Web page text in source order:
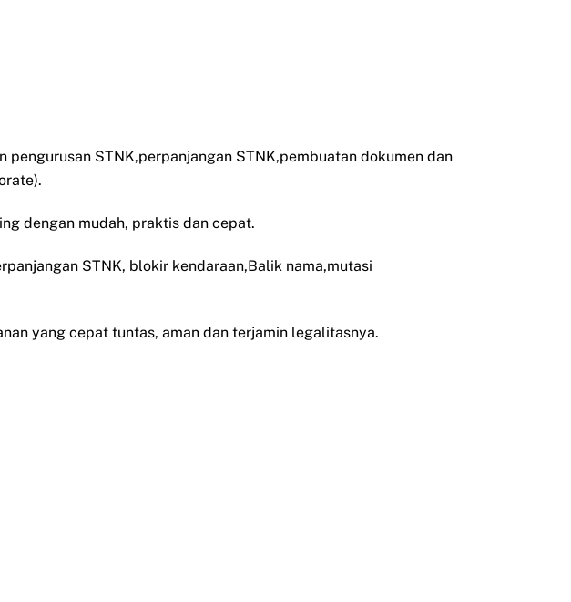
STNK,perpanjangan STNK,pembuatan dokumen dan
dengan mudah, praktis dan cepat.
STNK, blokir kendaraan,Balik nama,mutasi
yang cepat tuntas, aman dan terjamin legalitasnya.